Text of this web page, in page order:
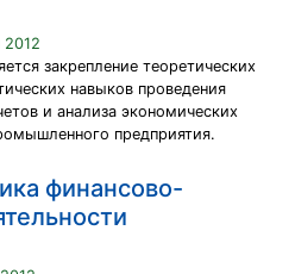
2012
закрепление теоретических
навыков проведения
и анализа экономических
предприятия.
финансово-